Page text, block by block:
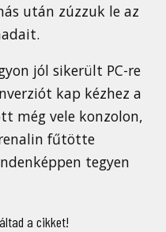
után zúzzuk le az
jól sikerült PC-re
kap kézhez a
még vele konzolon,
fűtötte
tegyen
a cikket!